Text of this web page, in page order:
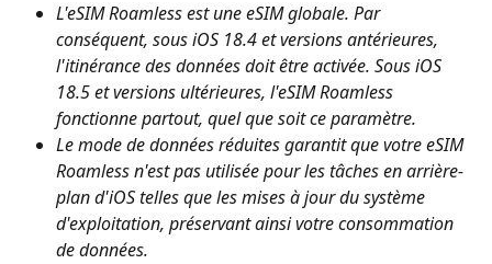
L'eSIM Roamless est une eSIM globale. Par
conséquent, sous iOS 18.4 et versions antérieures,
l'itinérance des données doit être activée. Sous iOS
18.5 et versions ultérieures, l'eSIM Roamless
fonctionne partout, quel que soit ce paramètre.
Le mode de données réduites garantit que votre eSIM
Roamless n'est pas utilisée pour les tâches en arrière-
plan d'iOS telles que les mises à jour du système
d'exploitation, préservant ainsi votre consommation
de données.